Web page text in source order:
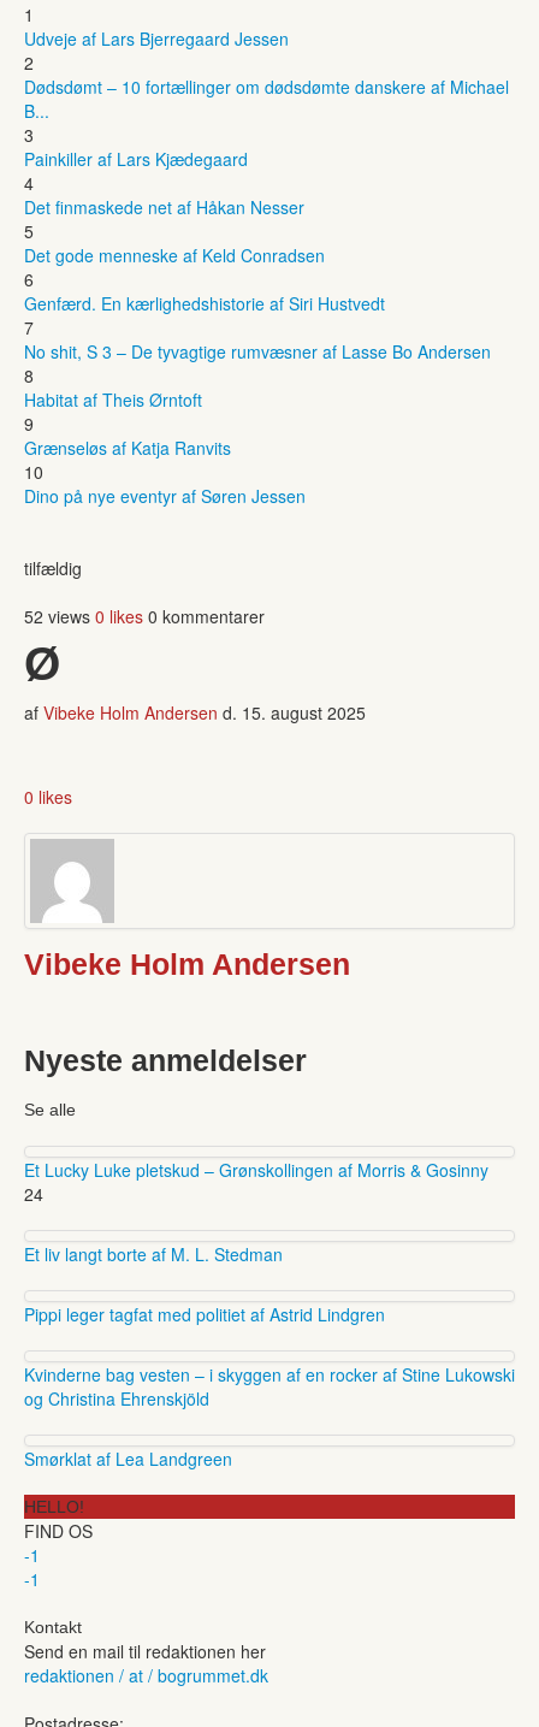
1
Udveje af Lars Bjerregaard Jessen
2
Dødsdømt – 10 fortællinger om dødsdømte danskere af Michael
B...
3
Painkiller af Lars Kjædegaard
4
Det finmaskede net af Håkan Nesser
5
Det gode menneske af Keld Conradsen
6
Genfærd. En kærlighedshistorie af Siri Hustvedt
7
No shit, S 3 – De tyvagtige rumvæsner af Lasse Bo Andersen
8
Habitat af Theis Ørntoft
9
Grænseløs af Katja Ranvits
10
Dino på nye eventyr af Søren Jessen
tilfældig
52 views 0 likes 0 kommentarer
Ø
af Vibeke Holm Andersen d. 15. august 2025
0 likes
Vibeke Holm Andersen
Nyeste anmeldelser
Se alle
Et Lucky Luke pletskud – Grønskollingen af Morris & Gosinny
24
Et liv langt borte af M. L. Stedman
Pippi leger tagfat med politiet af Astrid Lindgren
Kvinderne bag vesten – i skyggen af en rocker af Stine Lukowski
og Christina Ehrenskjöld
Smørklat af Lea Landgreen
HELLO!
FIND OS
-1
-1
Kontakt
Send en mail til redaktionen her
redaktionen / at / bogrummet.dk